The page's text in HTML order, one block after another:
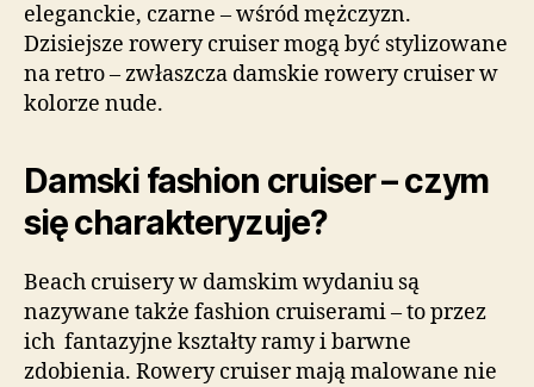
eleganckie, czarne – wśród mężczyzn.
Dzisiejsze rowery cruiser mogą być stylizowane
na retro – zwłaszcza damskie rowery cruiser w
kolorze nude.
Damski fashion cruiser – czym
się charakteryzuje?
Beach cruisery w damskim wydaniu są
nazywane także fashion cruiserami – to przez
ich fantazyjne kształty ramy i barwne
zdobienia. Rowery cruiser mają malowane nie